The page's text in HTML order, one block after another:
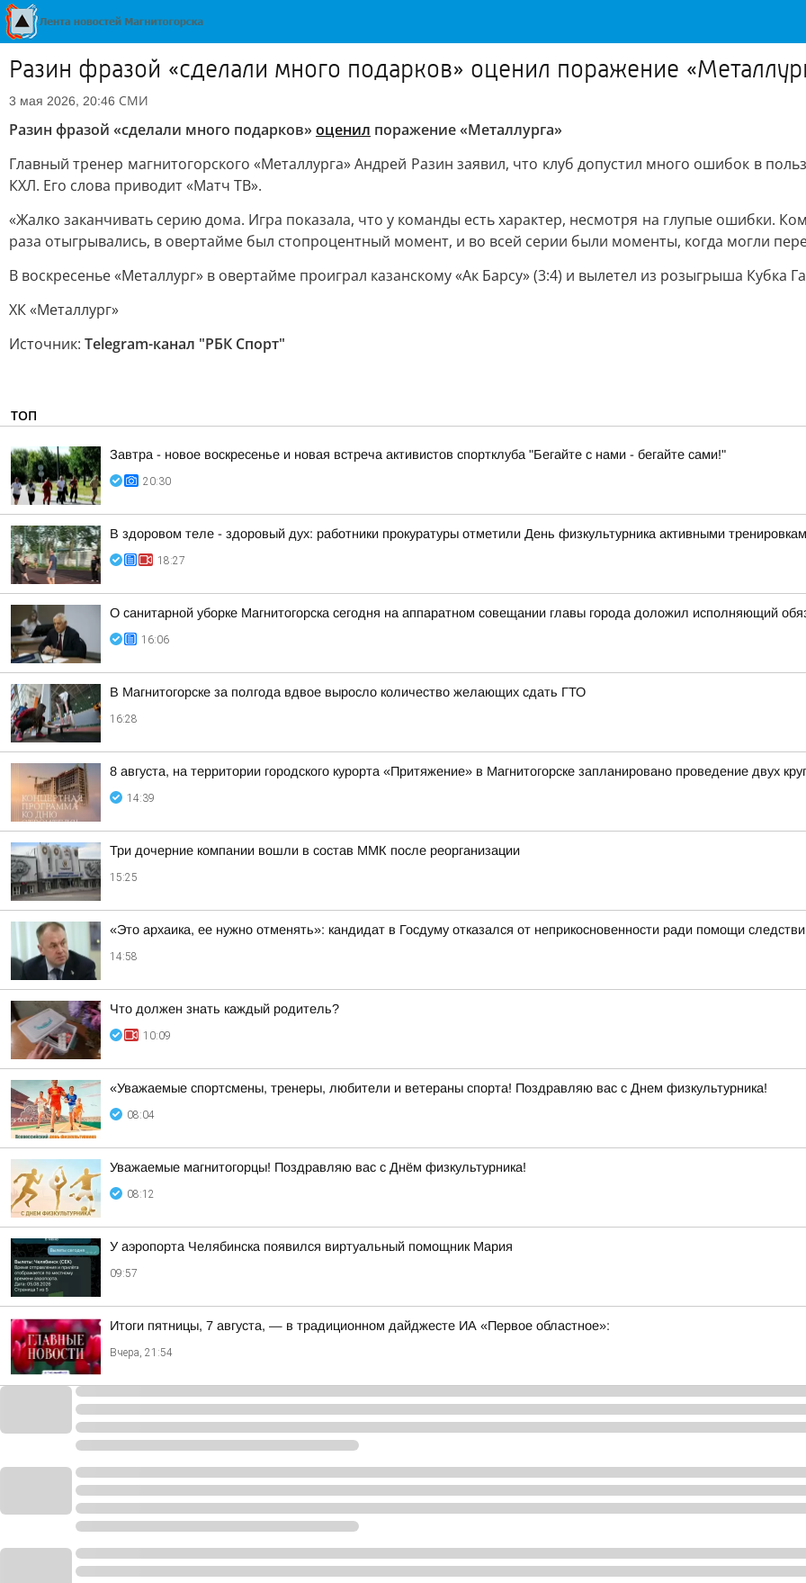
Разин фразой «сделали много подарков» оценил поражение
3 мая 2026, 20:46 СМИ
Разин фразой «сделали много подарков»оценил поражение «Металлурга»
Главный тренер магнитогорского «Металлурга» Андрей Разин заявил, что клуб допустил много ошибок в
КХЛ. Его слова приводит «Матч ТВ».
«Жалко заканчивать серию дома. Игра показала, что у команды есть характер, несмотря на глупые ошибки.
раза отыгрывались, в овертайме был стопроцентный момент, и во всей серии были моменты, когда могли
В воскресенье «Металлург» в овертайме проиграл казанскому «Ак Барсу» (3:4) и вылетел из розыгрыша Кубка
ХК «Металлург»
Источник: Telegram-канал "РБК Спорт"
ТОП
Завтра - новое воскресенье и новая встреча активистов спортклуба "Бегайте с нами - бегайте сами!"
20:30
В здоровом теле - здоровый дух: работники прокуратуры отметили День физкультурника активными
18:27
О санитарной уборке Магнитогорска сегодня на аппаратном совещании главы города доложил исполняющий
16:06
В Магнитогорске за полгода вдвое выросло количество желающих сдать ГТО
16:28
8 августа, на территории городского курорта «Притяжение» в Магнитогорске запланировано проведение двух
14:39
Три дочерние компании вошли в состав ММК после реорганизации
15:25
«Это архаика, ее нужно отменять»: кандидат в Госдуму отказался от неприкосновенности ради помощи
14:58
Что должен знать каждый родитель?
10:09
«Уважаемые спортсмены, тренеры, любители и ветераны спорта! Поздравляю вас с Днем физкультурника!
08:04
Уважаемые магнитогорцы! Поздравляю вас с Днём физкультурника!
08:12
У аэропорта Челябинска появился виртуальный помощник Мария
09:57
Итоги пятницы, 7 августа, — в традиционном дайджесте ИА «Первое областное»:
Вчера, 21:54